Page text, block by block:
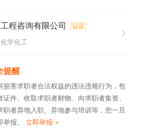
程咨询有限公司 认证
化学化工
提醒
损害求职者合法权益的违法违规行为，包
件、收取求职者财物、向求职者集资、
职者异地入职、异地参与培训等，您一旦
举报。 立即举报 >